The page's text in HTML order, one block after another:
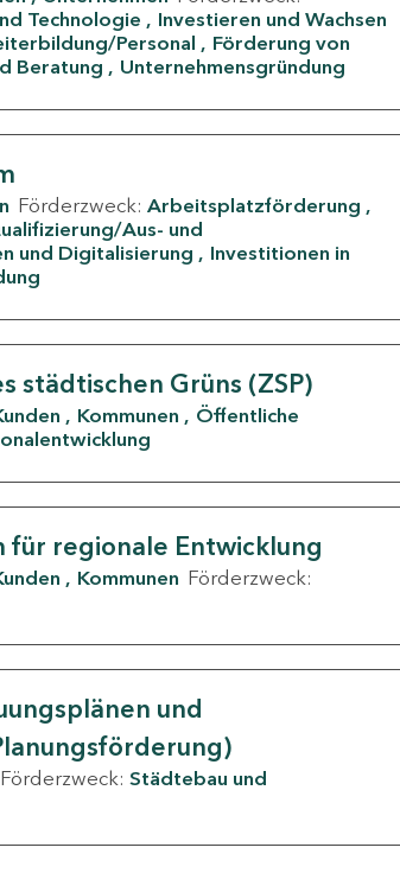
Technologie
Investieren und Wachsen
Personal
Förderung von
Beratung Unternehmensgründung
Förderzweck: Arbeitsplatzförderung
Aus- und
und Digitalisierung
Investitionen in
städtischen Grüns (ZSP)
Kommunen
Öffentliche
regionale Entwicklung
Kommunen Förderzweck:
und
Förderzweck: Städtebau und